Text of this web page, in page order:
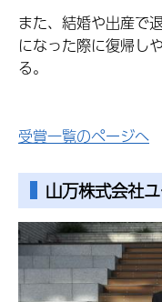
また、結婚や出産で
になった際に復帰し
る。
受賞一覧のページへ
山万株式会社